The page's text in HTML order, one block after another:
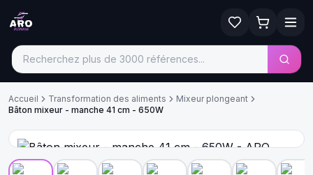
Accueil Transformation des aliments
Mixeur plongeant
Bâton mixeur - manche 41 cm - 650W